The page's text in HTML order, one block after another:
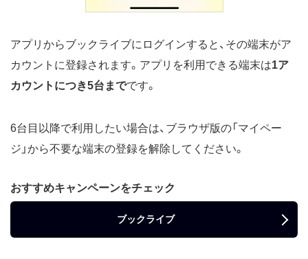
アプリからブックライブにログインすると、その端末がア
カウントに登録されます。アプリを利用できる端末は1ア
カウントにつき5台までです。
6台目以降で利用したい場合は、ブラウザ版の「マイペー
ジ」から不要な端末の登録を解除してください。
おすすめキャンペーンをチェック
ブックライブ